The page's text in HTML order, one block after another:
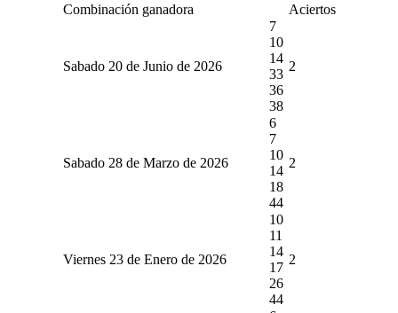
Combinación ganadora Aciertos
Sabado 20 de Junio de 2026
7
10
14
33
36
38
2
Sabado 28 de Marzo de 2026
6
7
10
14
18
44
2
Viernes 23 de Enero de 2026
10
11
14
17
26
44
2